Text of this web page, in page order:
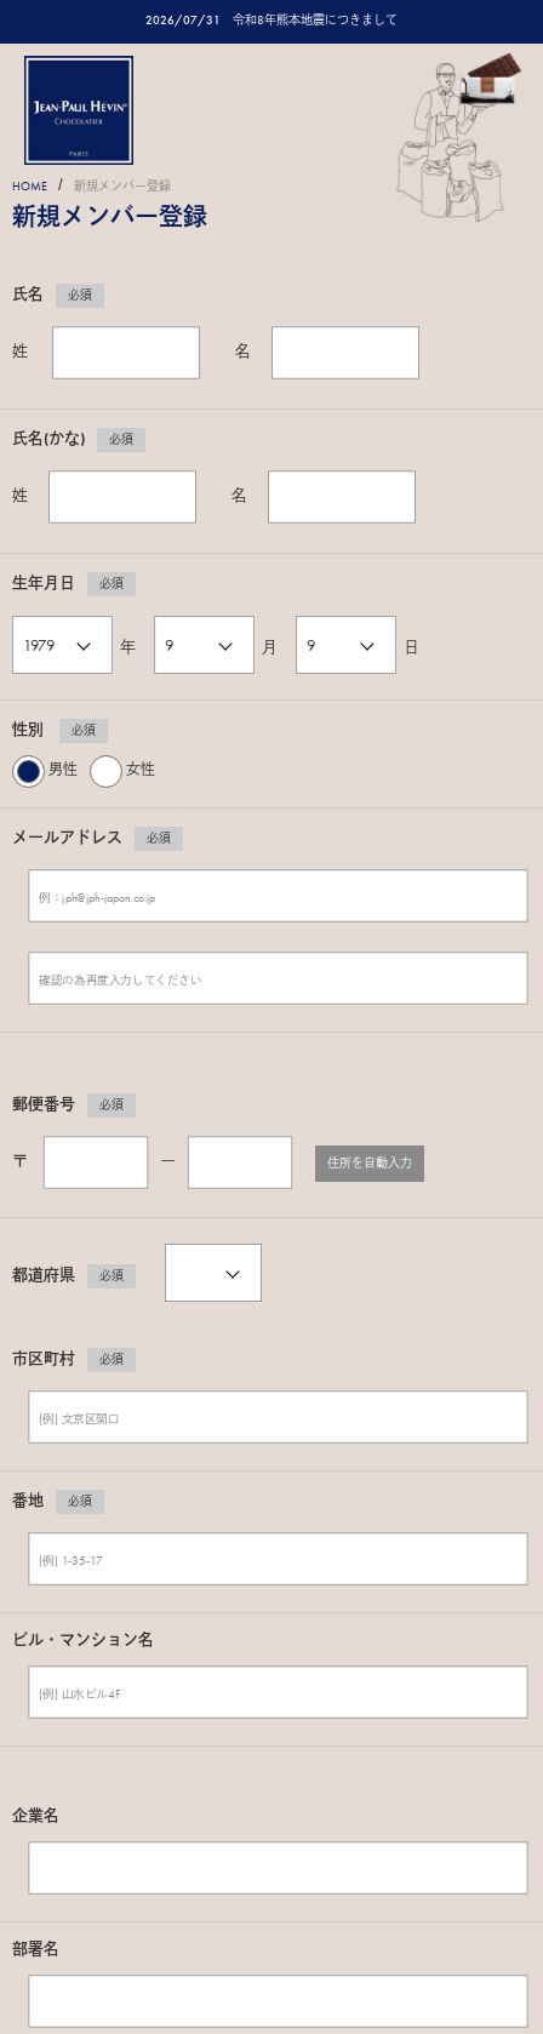
2026/07/31 令和8年熊本地震につきまして
HOME / 新規メンバー登録
新規メンバー登録
氏名 必須
姓 名
氏名(かな) 必須
姓 名
生年月日 必須
年 月 日
性別 必須
男性 女性
メールアドレス 必須
郵便番号 必須
〒 ー 住所を自動入力
都道府県 必須
市区町村 必須
番地 必須
ビル・マンション名
企業名
部署名